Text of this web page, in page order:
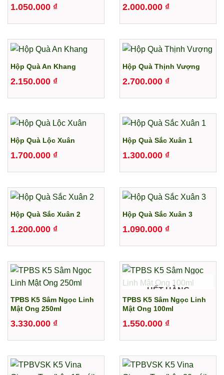
1.050.000 ₫ 2.000.000 ₫
Hộp Quà An Khang
2.150.000 ₫
Hộp Quà Thịnh Vượng
2.700.000 ₫
Hộp Quà Lộc Xuân
1.700.000 ₫
Hộp Quà Sắc Xuân 1
1.300.000 ₫
Hộp Quà Sắc Xuân 2
1.200.000 ₫
Hộp Quà Sắc Xuân 3
1.090.000 ₫
TPBS K5 Sâm Ngọc Linh
Mật Ong 250ml
3.330.000 ₫
HẾT HÀNG
TPBS K5 Sâm Ngọc Linh
Mật Ong 100ml
1.550.000 ₫